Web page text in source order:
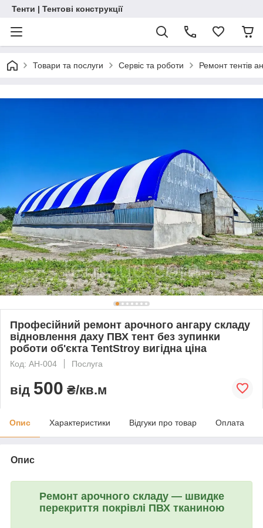
Тенти | Тентові конструкції
Товари та послуги Сервіс та роботи Ремонт тентів
Професійний ремонт арочного ангару складу
відновлення даху ПВХ тент без зупинки
роботи об'єкта TentStroy вигідна ціна
Код: АН-004 Послуга
від 500 ₴/кв.м
Опис Характеристики Відгуки про товар Оплата
Опис
Ремонт арочного складу — швидке
перекриття покрівлі ПВХ тканиною